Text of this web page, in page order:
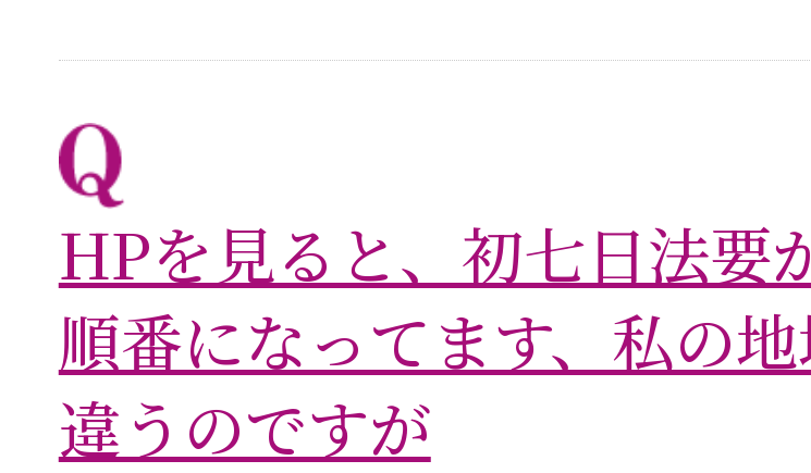
HPを見ると、初七日法要
順番になってます、私の
違うのですが